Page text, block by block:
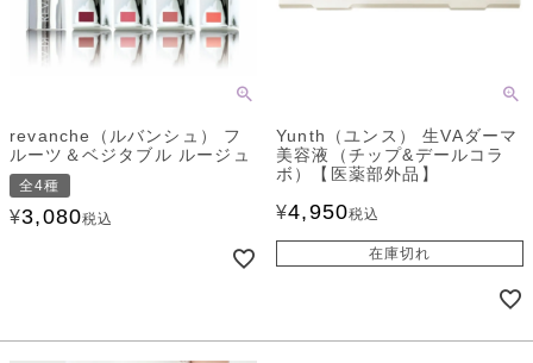
revanche（ルバンシュ） フ
ルーツ＆ベジタブル ルージュ
全4種
¥3,080税込
Yunth（ユンス） 生VAダーマ
美容液（チップ&デールコラ
ボ）【医薬部外品】
¥4,950税込
在庫切れ